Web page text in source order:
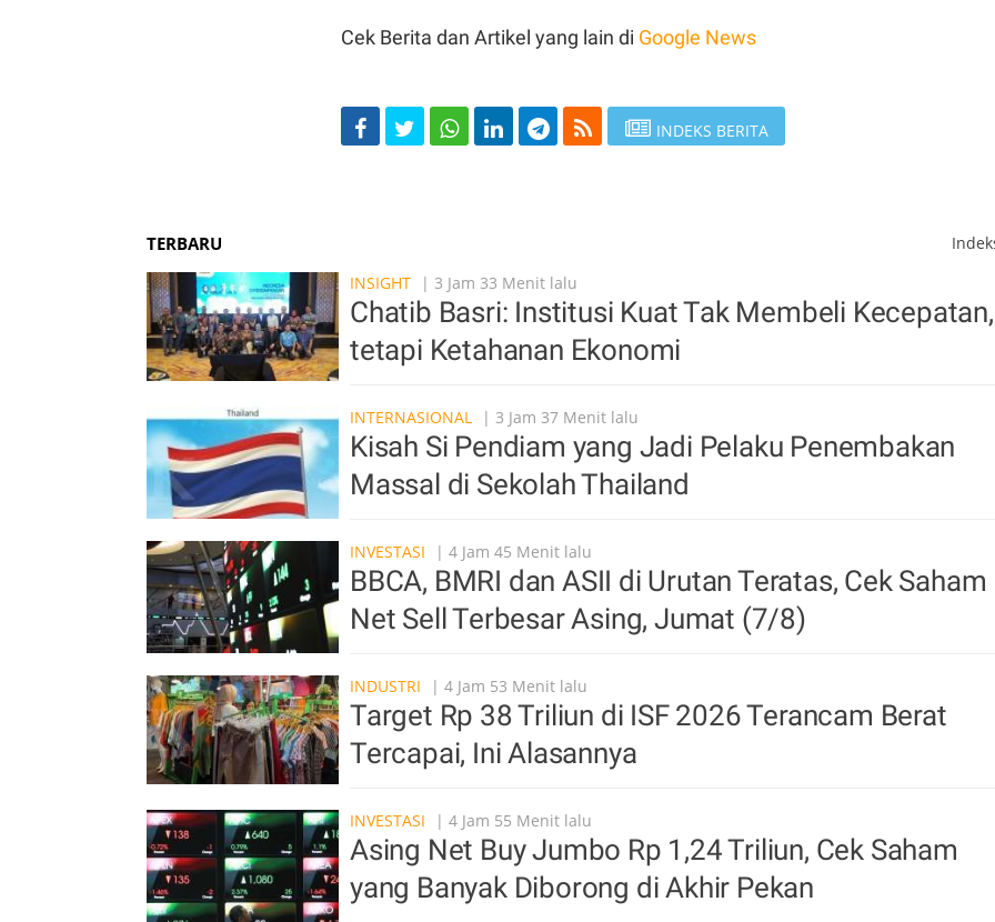
Cek Berita dan Artikel yang lain di Google News
INDEKS BERITA
TERBARU
INSIGHT
| 3 Jam 33 Menit lalu
Chatib Basri: Institusi Kuat Tak Membeli Kecepatan,
tetapi Ketahanan Ekonomi
INTERNASIONAL | 3 Jam 37 Menit lalu
Kisah Si Pendiam yang Jadi Pelaku Penembakan
Massal di Sekolah Thailand
INVESTASI | 4 Jam 45 Menit lalu
BBCA, BMRI dan ASII di Urutan Teratas, Cek Saham
Net Sell Terbesar Asing, Jumat (7/8)
INDUSTRI | 4 Jam 53 Menit lalu
Target Rp 38 Triliun di ISF 2026 Terancam Berat
Tercapai, Ini Alasannya
INVESTASI | 4 Jam 55 Menit lalu
Asing Net Buy Jumbo Rp 1,24 Triliun, Cek Saham
yang Banyak Diborong di Akhir Pekan